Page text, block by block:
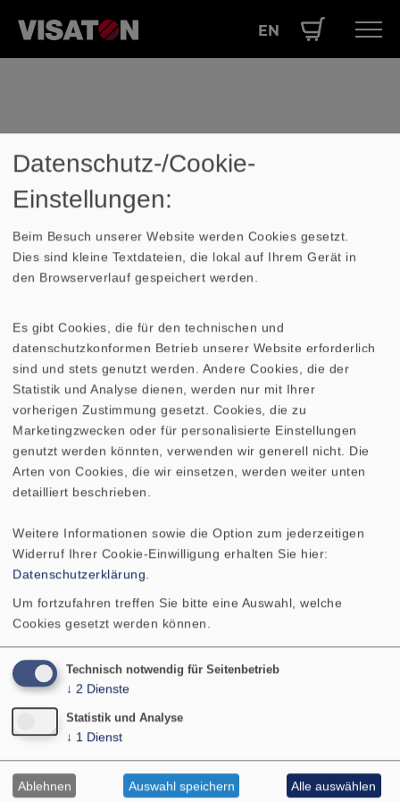
LEISTUNGEN
EN
Lexikon
Frequenzgang
In der Übertragungskurve, auch
Bezug auf das Eingangssignal dargestellt.
Bei Lautsprechern wird der
frequenzabhängige Schalldruckpegel
aufgezeichnet.
Kontakt
Ohligser Str. 29-31
42781 Haan
Deutschland
Tel.: 02129 552-0
E-Mail: visaton@visaton.com
PRODUKTE
SERVICE
LEISTUNGEN
ÜBER UNS
SHOP
Datenschutz-/Cookie-
Einstellungen:
Beim Besuch unserer Website werden Cookies gesetzt.
Dies sind kleine Textdateien, die lokal auf Ihrem Gerät in
den Browserverlauf gespeichert werden.
Es gibt Cookies, die für den technischen und
datenschutzkonformen Betrieb unserer Website erforderlich
sind und stets genutzt werden. Andere Cookies, die der
Statistik und Analyse dienen, werden nur mit Ihrer
vorherigen Zustimmung gesetzt. Cookies, die zu
Marketingzwecken oder für personalisierte Einstellungen
genutzt werden könnten, verwenden wir generell nicht. Die
Arten von Cookies, die wir einsetzen, werden weiter unten
detailliert beschrieben.
Weitere Informationen sowie die Option zum jederzeitigen
Widerruf Ihrer Cookie-Einwilligung erhalten Sie hier:
Datenschutzerklärung
Um fortzufahren treffen Sie bitte eine Auswahl, welche
Cookies gesetzt werden können.
Technisch notwendig für Seitenbetrieb
↓ 2 Dienste
Statistik und Analyse
↓ 1 Dienst
Ablehnen Auswahl speichern Alle auswählen